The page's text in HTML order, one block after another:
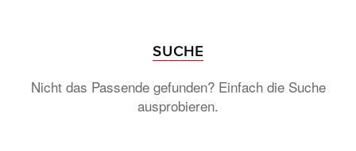
SUCHE
Nicht das Passende gefunden? Einfach die Suche
ausprobieren.